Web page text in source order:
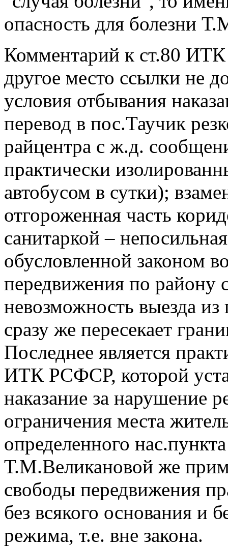
опасность для болезни
Комментарий к ст.80
другое место ссылки не
условия отбывания
перевод в пос.Таучик
райцентра с ж.д.
практически
автобусом в сутки);
отгороженная часть
санитаркой –
обусловленной законом
передвижения по району
невозможность выезда из
сразу же пересекает
Последнее является
ИТК РСФСР, которой
наказание за нарушение
ограничения места
определенного
Т.М.Великановой же
свободы передвижения
без всякого основания и
режима, т.е. вне закона.